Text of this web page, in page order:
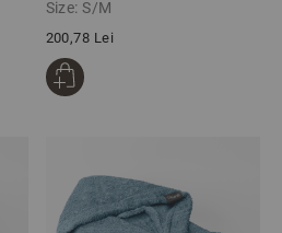
Size: S/M
200,78 Lei